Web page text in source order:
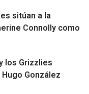
sitúan a la
Connolly como
los Grizzlies
González